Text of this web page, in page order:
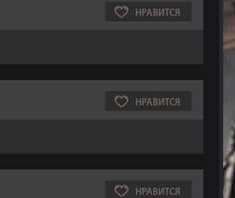
НРАВИТСЯ
НРАВИТСЯ
НРАВИТСЯ